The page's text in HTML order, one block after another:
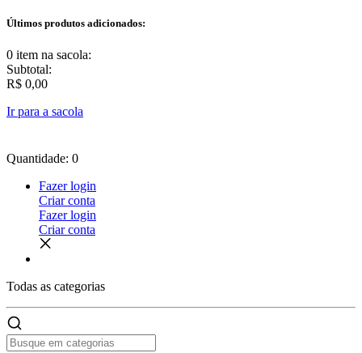
Últimos produtos adicionados:
0 item na sacola:
Subtotal:
R$ 0,00
Ir para a sacola
Quantidade: 0
Fazer login
Criar conta
Fazer login
Criar conta
Todas as categorias